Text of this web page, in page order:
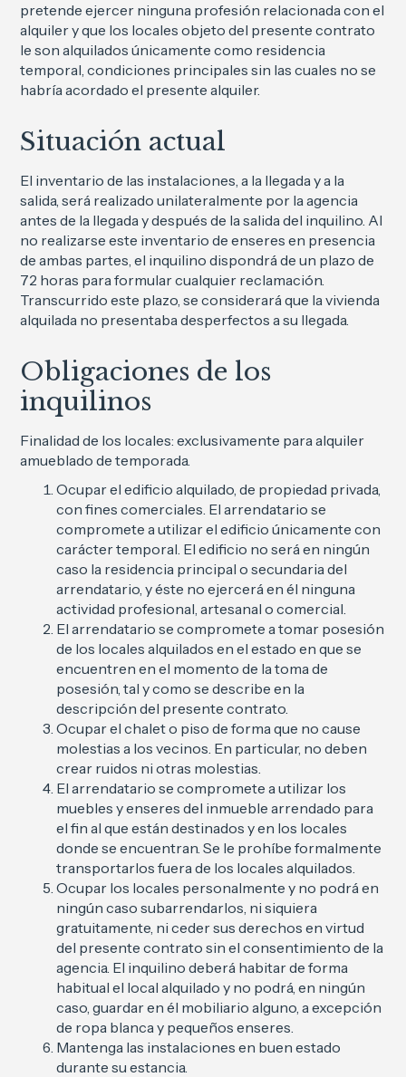
pretende ejercer ninguna profesión relacionada con el
alquiler y que los locales objeto del presente contrato
le son alquilados únicamente como residencia
temporal, condiciones principales sin las cuales no se
habría acordado el presente alquiler.
Situación actual
El inventario de las instalaciones, a la llegada y a la
salida, será realizado unilateralmente por la agencia
antes de la llegada y después de la salida del inquilino. Al
no realizarse este inventario de enseres en presencia
de ambas partes, el inquilino dispondrá de un plazo de
72 horas para formular cualquier reclamación.
Transcurrido este plazo, se considerará que la vivienda
alquilada no presentaba desperfectos a su llegada.
Obligaciones de los
inquilinos
Finalidad de los locales: exclusivamente para alquiler
amueblado de temporada.
Ocupar el edificio alquilado, de propiedad privada,
con fines comerciales. El arrendatario se
compromete a utilizar el edificio únicamente con
carácter temporal. El edificio no será en ningún
caso la residencia principal o secundaria del
arrendatario, y éste no ejercerá en él ninguna
actividad profesional, artesanal o comercial.
El arrendatario se compromete a tomar posesión
de los locales alquilados en el estado en que se
encuentren en el momento de la toma de
posesión, tal y como se describe en la
descripción del presente contrato.
Ocupar el chalet o piso de forma que no cause
molestias a los vecinos. En particular, no deben
crear ruidos ni otras molestias.
El arrendatario se compromete a utilizar los
muebles y enseres del inmueble arrendado para
el fin al que están destinados y en los locales
donde se encuentran. Se le prohíbe formalmente
transportarlos fuera de los locales alquilados.
Ocupar los locales personalmente y no podrá en
ningún caso subarrendarlos, ni siquiera
gratuitamente, ni ceder sus derechos en virtud
del presente contrato sin el consentimiento de la
agencia. El inquilino deberá habitar de forma
habitual el local alquilado y no podrá, en ningún
caso, guardar en él mobiliario alguno, a excepción
de ropa blanca y pequeños enseres.
Mantenga las instalaciones en buen estado
durante su estancia.